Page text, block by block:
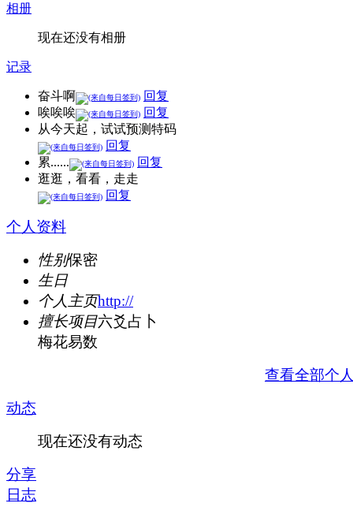
相册
现在还没有相册
记录
奋斗啊
回复
唉唉唉
回复
从今天起，试试预测特码
回复
累......
回复
逛逛，看看，走走
回复
个人资料
性别保密
生日
个人主页http://
擅长项目六爻占卜
梅花易数
查看全部个
动态
现在还没有动态
分享
日志